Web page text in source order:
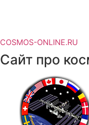
COSMOS-ONLINE.RU
Сайт про